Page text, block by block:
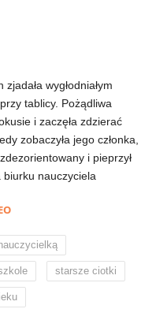
wygłodniałym
tablicy. Pożądliwa
i zaczęła zdzierać
zobaczyła jego członka,
i pieprzył
nauczyciela
starsze ciotki